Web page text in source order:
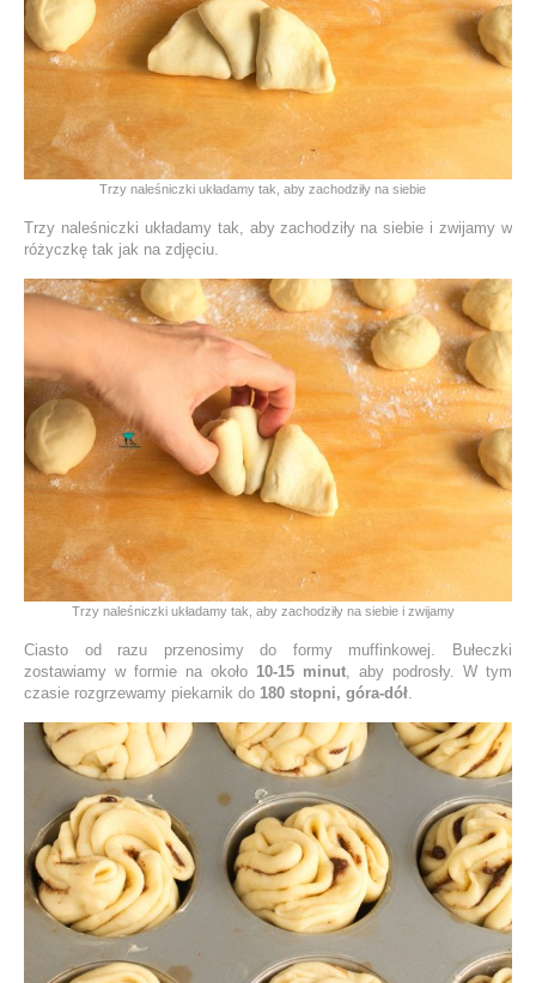
Trzy naleśniczki układamy tak, aby zachodziły na siebie
Trzy naleśniczki układamy tak, aby zachodziły na siebie i zwijamy w
różyczkę tak jak na zdjęciu.
Trzy naleśniczki układamy tak, aby zachodziły na siebie i zwijamy
Ciasto od razu przenosimy do formy muffinkowej. Bułeczki
zostawiamy w formie na około 10-15 minut, aby podrosły. W tym
czasie rozgrzewamy piekarnik do 180 stopni, góra-dół.